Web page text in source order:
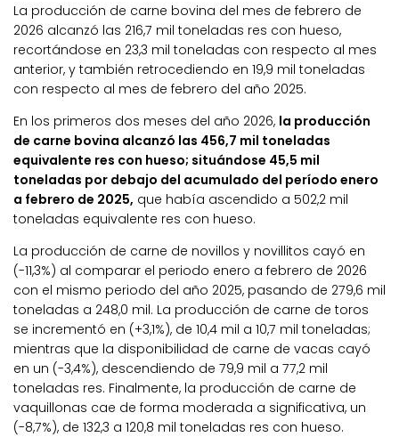
La producción de carne bovina del mes de febrero de
2026 alcanzó las 216,7 mil toneladas res con hueso,
recortándose en 23,3 mil toneladas con respecto al mes
anterior, y también retrocediendo en 19,9 mil toneladas
con respecto al mes de febrero del año 2025.
En los primeros dos meses del año 2026, la producción
de carne bovina alcanzó las 456,7 mil toneladas
equivalente res con hueso; situándose 45,5 mil
toneladas por debajo del acumulado del período enero
a febrero de 2025, que había ascendido a 502,2 mil
toneladas equivalente res con hueso.
La producción de carne de novillos y novillitos cayó en
(-11,3%) al comparar el periodo enero a febrero de 2026
con el mismo periodo del año 2025, pasando de 279,6 mil
toneladas a 248,0 mil. La producción de carne de toros
se incrementó en (+3,1%), de 10,4 mil a 10,7 mil toneladas;
mientras que la disponibilidad de carne de vacas cayó
en un (-3,4%), descendiendo de 79,9 mil a 77,2 mil
toneladas res. Finalmente, la producción de carne de
vaquillonas cae de forma moderada a significativa, un
(-8,7%), de 132,3 a 120,8 mil toneladas res con hueso.